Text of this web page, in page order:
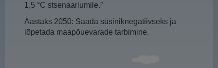
1,5 °C stsenaariumile.²
Aastaks 2050: Saada süsiniknegatiivseks ja
lõpetada maapõuevarade tarbimine.